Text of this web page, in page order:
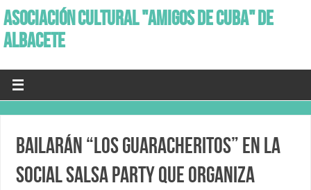
ASOCIACIÓN CULTURAL "AMIGOS DE CUBA" DE
ALBACETE
Bailarán “Los Guaracheritos” en la
SOCIAL SALSA PARTY que organiza